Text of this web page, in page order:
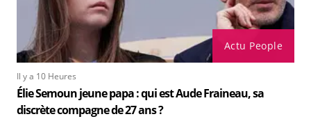
Actu People
Il y a 10 Heures
Élie Semoun jeune papa : qui est Aude Fraineau, sa
discrète compagne de 27 ans ?